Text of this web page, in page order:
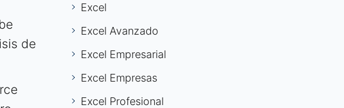
de
Excel
Excel Avanzado
Excel Empresarial
Excel Empresas
Excel Profesional